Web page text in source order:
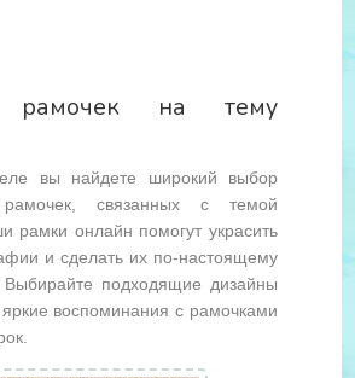
рамочек на тему
вы найдете широкий выбор
рамочек, связанных с темой
рамки онлайн помогут украсить
и сделать их по-настоящему
подходящие дизайны
яркие воспоминания с рамочками